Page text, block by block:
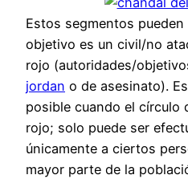
Estos segmentos
objetivo es un civil/no
rojo (autoridades/
jordan o de asesinato).
posible cuando el círculo
rojo; solo puede ser
únicamente a ciertos
mayor parte de la